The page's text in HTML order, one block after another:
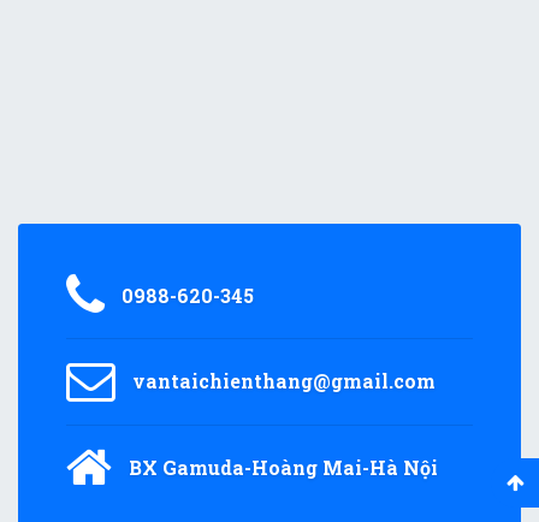
0988-620-345
vantaichienthang@gmail.com
BX Gamuda-Hoàng Mai-Hà Nội